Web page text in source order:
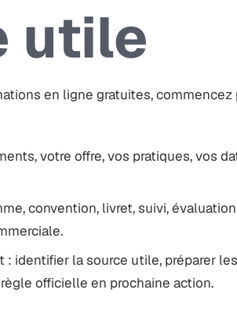
utile
en ligne gratuites, commencez
votre offre, vos pratiques, vos
convention, livret, suivi,
: identifier la source utile, préparer
officielle en prochaine action.